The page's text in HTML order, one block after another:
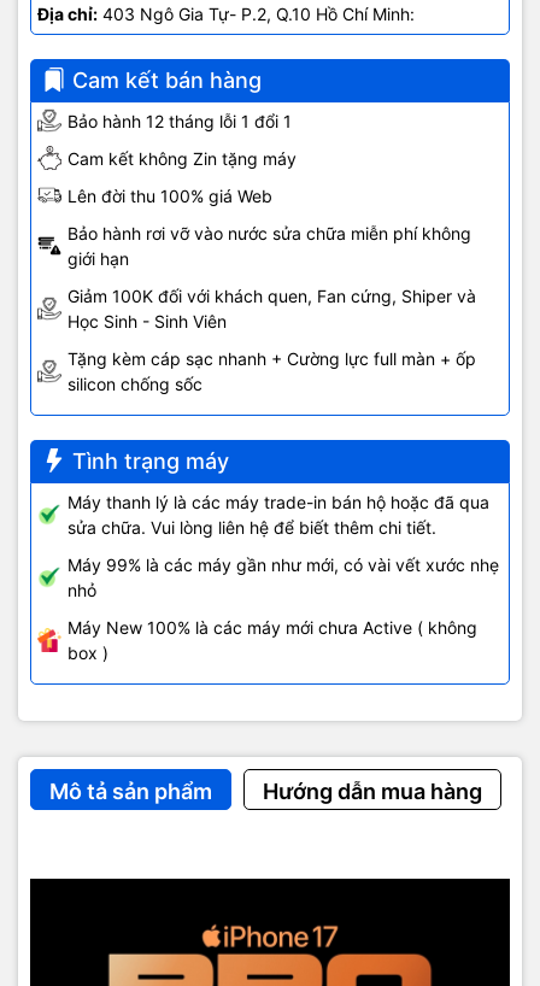
Địa chỉ: 403 Ngô Gia Tự- P.2, Q.10 Hồ Chí Minh:
0707.678.707
Cam kết bán hàng
Bảo hành 12 tháng lỗi 1 đổi 1
Cam kết không Zin tặng máy
Lên đời thu 100% giá Web
Bảo hành rơi vỡ vào nước sửa chữa miễn phí không
giới hạn
Giảm 100K đối với khách quen, Fan cứng, Shiper và
Học Sinh - Sinh Viên
Tặng kèm cáp sạc nhanh + Cường lực full màn + ốp
silicon chống sốc
Tình trạng máy
Máy thanh lý là các máy trade-in bán hộ hoặc đã qua
sửa chữa. Vui lòng liên hệ để biết thêm chi tiết.
Máy 99% là các máy gần như mới, có vài vết xước nhẹ
nhỏ
Máy New 100% là các máy mới chưa Active ( không
box )
Mô tả sản phẩm Hướng dẫn mua hàng
Đánh dấu cuộc cách tân mạnh mẽ về thiết kế, iPhone 17 Pro Max
cạnh đó, iPhone 17 Pro Max còn sở hữu chip A19 Pro cực mạnh
và hệ thống 3 camera Fusion 48MP ấn tượng. Thời lượng pin cao
nhất từ trước đến nay trên dòng iPhone cùng loạt tính năng
Apple Intelligence đem lại sự hỗ trợ hữu ích cho cả nhu cầu công